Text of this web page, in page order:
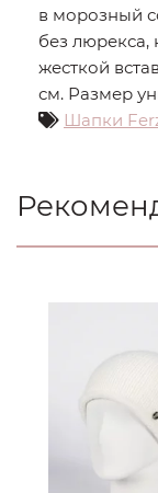
в морозный
без
жесткой
см. Размер
Шапки